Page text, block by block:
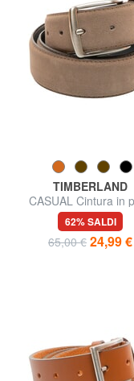
TIMBERLAND
CASUAL Cintura in
suede accorciabile
62% SALDI
65,00 € 24,99 €